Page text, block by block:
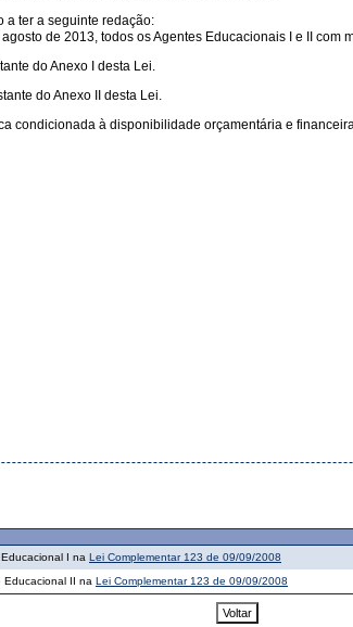
a ter a seguinte redação:
de 2013, todos os Agentes Educacionais I e II com
do Anexo I desta Lei.
do Anexo II desta Lei.
condicionada à disponibilidade orçamentária e
I na Lei Complementar 123 de 09/09/2008
Educacional II na Lei Complementar 123 de 09/09/2008